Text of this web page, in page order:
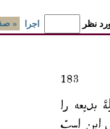
صفحه قبل » نظر
اجرا